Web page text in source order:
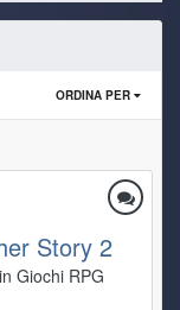
ORDINA PER
Story 2
Giochi RPG